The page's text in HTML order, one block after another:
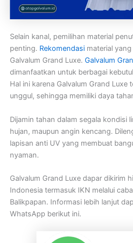
Selain kanal, pemilihan material
penting. Rekomendasi material
Galvalum Grand Luxe. Galvalum
dimanfaatkan untuk berbagai
Hal ini karena Galvalum Grand Luxe
unggul, sehingga memiliki daya
Dijamin tahan dalam segala kondisi
hujan, maupun angin kencang.
lapisan anti UV yang membuat
nyaman.
Galvalum Grand Luxe dapar dikirim
Indonesia termasuk IKN melalui
Balikpapan. Informasi lebih lanjut
WhatsApp berikut ini.